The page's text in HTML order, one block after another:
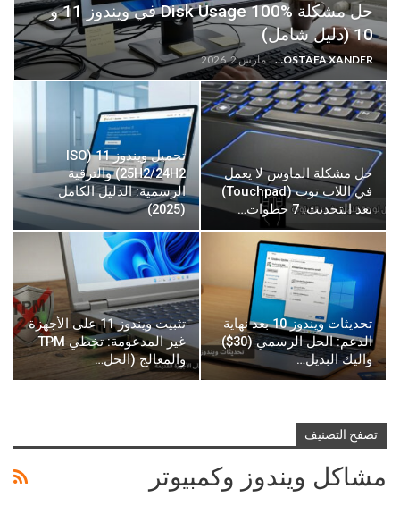
حل مشكلة Disk Usage 100% في ويندوز 11 و
10 (دليل شامل)
MOSTAFA XANDER مارس 2, 2026
حل مشكلة الماوس لا يعمل
في اللاب توب (Touchpad)
بعد التحديث: 7 خطوات…
تحميل ويندوز 11 (ISO
25H2/24H2) والترقية
الرسمية: الدليل الكامل
(2025)
تحديثات ويندوز 10 بعد نهاية
الدعم: الحل الرسمي (30$)
واليك البديل…
تثبيت ويندوز 11 على الأجهزة
غير المدعومة: تخطي TPM
والمعالج (الحل…
تصفح التصنيف
مشاكل ويندوز وكمبيوتر